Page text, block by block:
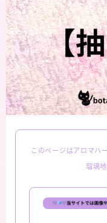
このページはアロマハ
瑠璃